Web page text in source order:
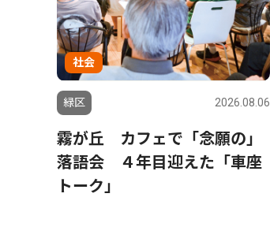
社会
緑区 2026.08.06
霧が丘 カフェで「念願の」
落語会 ４年目迎えた「車座
トーク」